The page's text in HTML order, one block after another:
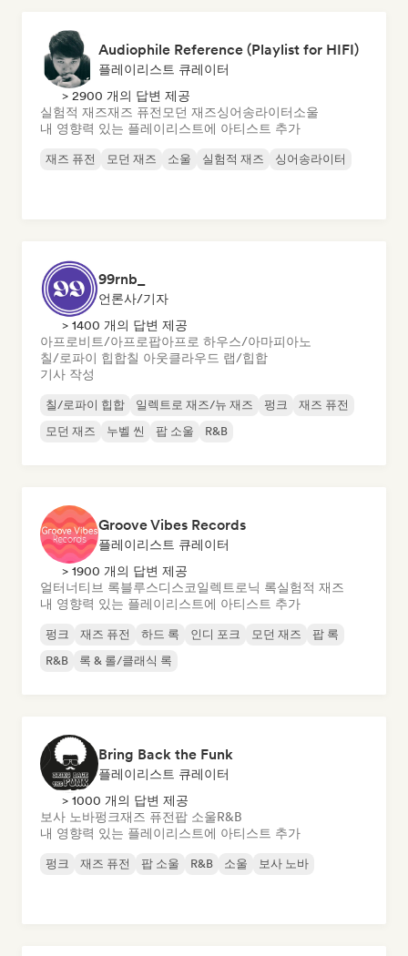
Audiophile Reference (Playlist for HIFI)
플레이리스트 큐레이터
> 2900 개의 답변 제공
실험적 재즈재즈 퓨전 모던 재즈싱어송라이터소울
내 영향력 있는 플레이리스트에 아티스트 추가
재즈 퓨전 모던 재즈 소울 실험적 재즈 싱어송라이터
99rnb_
언론사/기자
> 1400 개의 답변 제공
아프로비트/아프로팝아프로 하우스/아마피아노
칠/로파이 힙합칠 아웃클라우드 랩/힙합
기사 작성
칠/로파이 힙합 일렉트로 재즈/뉴 재즈 펑크
재즈 퓨전
모던 재즈
누벨 씬 팝 소울 R&B
Groove Vibes Records
플레이리스트 큐레이터
> 1900 개의 답변 제공
얼터너티브 록블루스디스코일렉트로닉 록실험적 재즈
내 영향력 있는 플레이리스트에 아티스트 추가
펑크 재즈 퓨전 하드 록 인디 포크 모던 재즈
팝 록
R&B
록 & 롤/클래식 록
Bring Back the Funk
플레이리스트 큐레이터
> 1000 개의 답변 제공
보사 노바펑크재즈 퓨전팝 소울R&B
내 영향력 있는 플레이리스트에 아티스트 추가
펑크 재즈 퓨전 팝 소울 R&B 소울 보사 노바